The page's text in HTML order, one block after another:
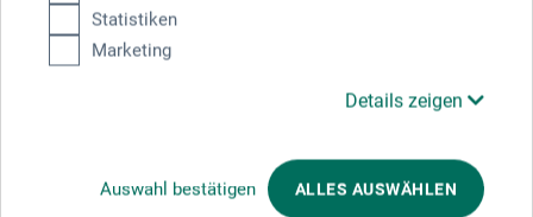
Statistiken
Marketing
Details zeigen
Auswahl bestätigen ALLES AUSWÄHLEN
Hersteller-Kontakt
Hier finden Sie die Kontaktdaten des Herstellers zu